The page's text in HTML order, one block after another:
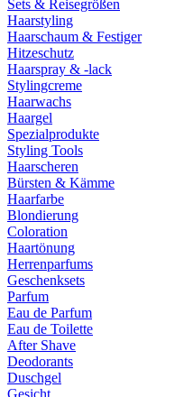
Sets & Reisegrößen
Haarstyling
Haarschaum & Festiger
Hitzeschutz
Haarspray & -lack
Stylingcreme
Haarwachs
Haargel
Spezialprodukte
Styling Tools
Haarscheren
Bürsten & Kämme
Haarfarbe
Blondierung
Coloration
Haartönung
Herrenparfums
Geschenksets
Parfum
Eau de Parfum
Eau de Toilette
After Shave
Deodorants
Duschgel
Gesicht